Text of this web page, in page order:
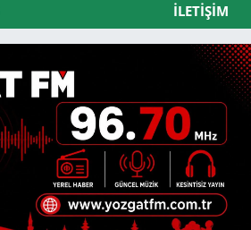
İLETIŞIM